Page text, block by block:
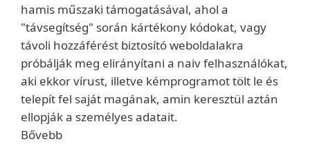
hamis műszaki támogatásával, ahol a
"távsegítség" során kártékony kódokat, vagy
távoli hozzáférést biztosító weboldalakra
próbálják meg elirányítani a naiv felhasználókat,
aki ekkor vírust, illetve kémprogramot tölt le és
telepít fel saját magának, amin keresztül aztán
ellopják a személyes adatait.
Bővebb